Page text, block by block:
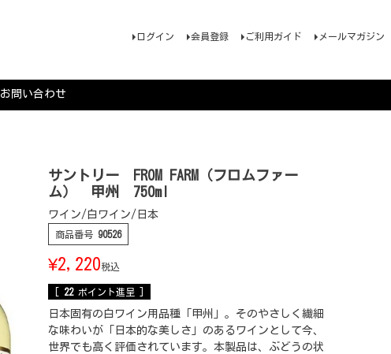
ログイン 会員登録 ご利用ガイド メールマガジン
お問い合わせ
サントリー FROM FARM（フロムファー
ム） 甲州 750ml
ワイン/白ワイン/日本
商品番号 90526
¥2,220税込
22 ポイント進呈 ]
日本固有の白ワイン用品種「甲州」。そのやさしく繊細
な味わいが「日本的な美しさ」のあるワインとして今、
世界でも高く評価されています。本製品は、ぶどうの状